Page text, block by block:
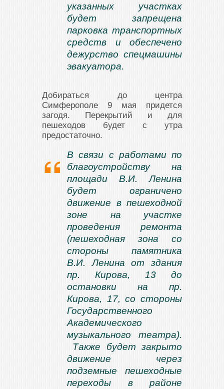
указанных участках
будет запрещена
парковка транспортных
средств и обеспечено
дежурство спецмашины
эвакуатора.
Добираться до центра
Симферополе 9 мая придется
загодя. Перекрытий и для
пешеходов будет с утра
предостаточно.
В связи с работами по
благоустройству на
площади В.И. Ленина
будет ограничено
движение в пешеходной
зоне на участке
проведения ремонта
(пешеходная зона со
стороны памятника
В.И. Ленина от здания
пр. Кирова, 13 до
остановки на пр.
Кирова, 17, со стороны
Государственного
Академического
музыкального театра).
Также будет закрыто
движение через
подземные пешеходные
переходы в районе